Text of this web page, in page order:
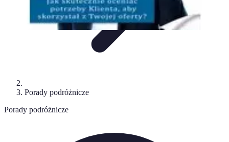
Porady podróżnicze
Porady podróżnicze